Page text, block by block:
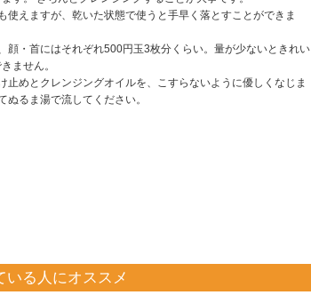
使えますが、乾いた状態で使うと手早く落とすことができま
顔・首にはそれぞれ500円玉3枚分くらい。量が少ないときれい
ません。
止めとクレンジングオイルを、こすらないように優しくなじま
ぬるま湯で流してください。
いる人にオススメ